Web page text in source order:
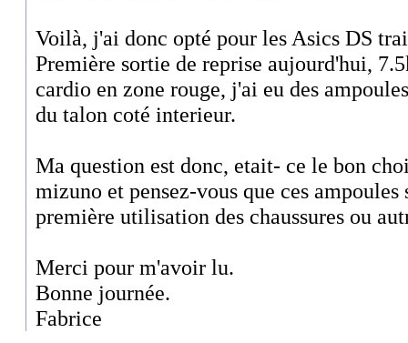
Voilà, j'ai donc opté pour les Asics DS
Première sortie de reprise aujourd'hui,
cardio en zone rouge, j'ai eu des
du talon coté interieur.
Ma question est donc, etait- ce le bon
mizuno et pensez-vous que ces ampoules
première utilisation des chaussures ou
Merci pour m'avoir lu.
Bonne journée.
Fabrice